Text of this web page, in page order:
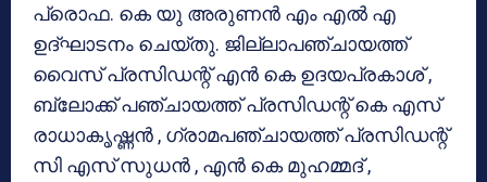
പ്രൊഫ. കെ യു അരുണന്‍ എം എല്‍ എ
ഉദ്ഘാടനം ചെയ്തു. ജില്ലാപഞ്ചായത്ത്
വൈസ് പ്രസിഡന്റ് എന്‍ കെ ഉദയപ്രകാശ് ,
ബ്ലോക്ക് പഞ്ചായത്ത് പ്രസിഡന്റ് കെ എസ്
രാധാകൃഷ്ണന്‍ , ഗ്രാമപഞ്ചായത്ത് പ്രസിഡന്റ്
സി എസ് സുധന്‍ , എന്‍ കെ മുഹമ്മദ് ,